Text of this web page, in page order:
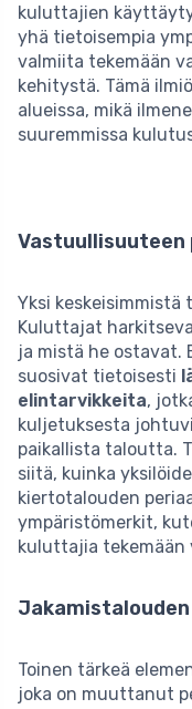
kuluttajien
yhä tietoisempia
valmiita tekemään
kehitystä. Tämä
alueissa, mikä
suuremmissa
Vastuullisuuteen
Yksi keskeisimmistä
Kuluttajat
ja mistä he ostavat.
suosivat tietoisesti
elintarvikkeita,
kuljetuksesta
paikallista taloutta.
siitä, kuinka
kiertotalouden
ympäristömerkit,
kuluttajia tekemään
Toinen tärkeä
joka on muuttanut